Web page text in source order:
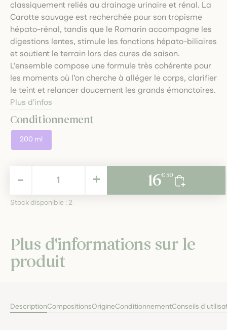
classiquement reliés au drainage urinaire et rénal. La
Carotte sauvage est recherchée pour son tropisme
hépato-rénal, tandis que le Romarin accompagne les
digestions lentes, stimule les fonctions hépato-biliaires
et soutient le terrain lors des cures de saison.
L’ensemble compose une formule très cohérente pour
les moments où l’on cherche à alléger le corps, clarifier
le teint et relancer doucement les grands émonctoires.
Plus d'infos
Conditionnement
200 ml
16,50 € TTC+
- 16€ 50
Stock disponible : 2
Plus d'informations sur le
produit
DescriptionCompositionsOrigineConditionnementConseils